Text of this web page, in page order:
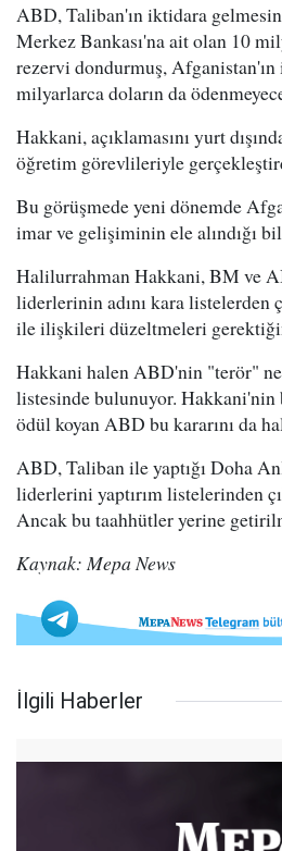
ABD, Taliban'ın iktidara
Merkez Bankası'na ait olan 10
rezervi dondurmuş, Afganistan'ın
milyarlarca doların da
Hakkani, açıklamasını yurt
öğretim görevlileriyle
Bu görüşmede yeni dönemde
imar ve gelişiminin ele alındığı
Halilurrahman Hakkani, BM ve
liderlerinin adını kara listelerden
ile ilişkileri düzeltmeleri
Hakkani halen ABD'nin "terör"
listesinde bulunuyor. Hakkani'nin
ödül koyan ABD bu kararını da
ABD, Taliban ile yaptığı Doha
liderlerini yaptırım listelerinden
Ancak bu taahhütler yerine
Kaynak: Mepa News
İlgili Haberler